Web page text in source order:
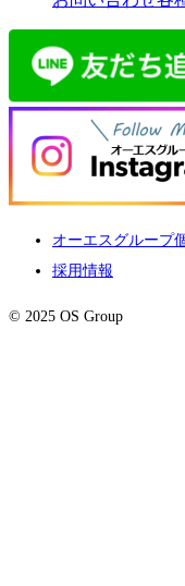
オーエスグループ
採用情報
© 2025 OS Group